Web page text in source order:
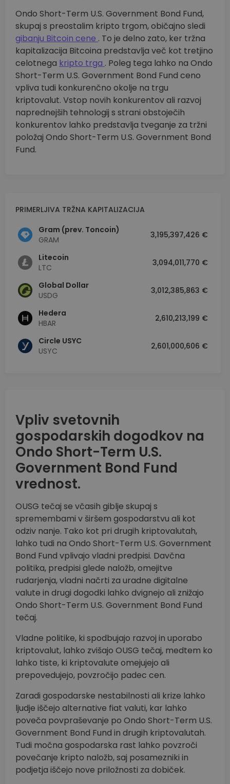
Ondo Short-Term U.S. Government Bond Fund,
skupaj s preostalim kripto trgom, običajno sledi
gibanju Bitcoin cene . To je delno zato, ker tržna
kapitalizacija Bitcoina predstavlja več kot tretjino
celotnega kripto trga . Poleg tega lahko na Ondo
Short-Term U.S. Government Bond Fund ceno
vpliva tudi konkurenčno okolje na trgu
kriptovalut. Vstop novih konkurentov ali razvoj
naprednejših tehnologij s strani obstoječih
konkurentov lahko predstavlja tveganje za tržni
položaj Ondo Short-Term U.S. Government Bond
Fund.
PRIMERLJIVA TRŽNA KAPITALIZACIJA
Gram (prev. Toncoin)
GRAM
3,195,397,426 €
Litecoin
LTC
3,094,011,770 €
Global Dollar
USDG
3,012,385,863 €
Hedera
HBAR
2,610,213,199 €
Circle USYC
USYC
2,601,000,606 €
Vpliv svetovnih
gospodarskih dogodkov na
Ondo Short-Term U.S.
Government Bond Fund
vrednost.
OUSG tečaj se včasih giblje skupaj s
spremembami v širšem gospodarstvu ali kot
odziv nanje. Tako kot pri drugih kriptovalutah,
lahko tudi na Ondo Short-Term U.S. Government
Bond Fund vplivajo vladni predpisi. Davčna
politika, predpisi glede naložb, omejitve
rudarjenja, vladni načrti za uradne digitalne
valute in drugi dogodki lahko dvignejo ali znižajo
Ondo Short-Term U.S. Government Bond Fund
tečaj.
Vladne politike, ki spodbujajo razvoj in uporabo
kriptovalut, lahko zvišajo OUSG tečaj, medtem ko
lahko tiste, ki kriptovalute omejujejo ali
prepovedujejo, povzročijo padec cen.
Zaradi gospodarske nestabilnosti ali krize lahko
ljudje iščejo alternative fiat valuti, kar lahko
poveča povpraševanje po Ondo Short-Term U.S.
Government Bond Fund in drugih kriptovalutah.
Tudi močna gospodarska rast lahko povzroči
povečanje kripto naložb, saj posamezniki in
podjetja iščejo nove priložnosti za dobiček.